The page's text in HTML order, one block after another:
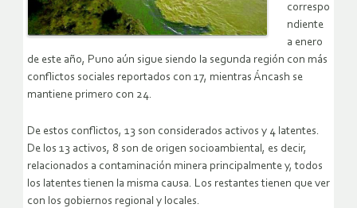
correspo
ndiente
a enero
de este año, Puno aún sigue siendo la segunda región con más
conflictos sociales reportados con 17, mientras Áncash se
mantiene primero con 24.
De estos conflictos, 13 son considerados activos y 4 latentes.
De los 13 activos, 8 son de origen socioambiental, es decir,
relacionados a contaminación minera principalmente y, todos
los latentes tienen la misma causa. Los restantes tienen que ver
con los gobiernos regional y locales.